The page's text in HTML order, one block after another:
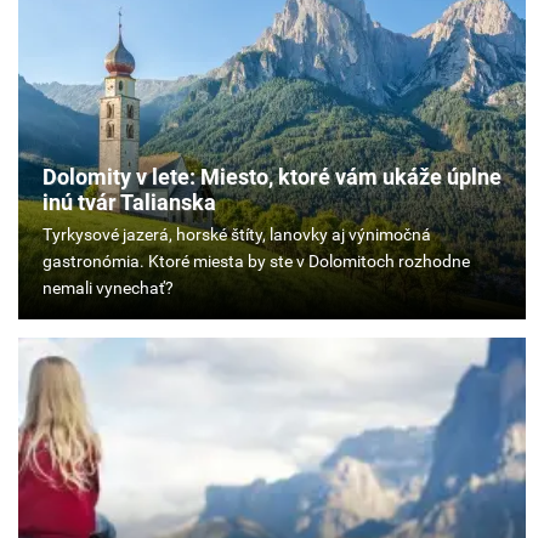
Dolomity v lete: Miesto, ktoré vám ukáže úplne
inú tvár Talianska
Tyrkysové
jazerá,
horské
lanovky
aj
výnimočná
gastronómia. Ktoré
miesta
by
v